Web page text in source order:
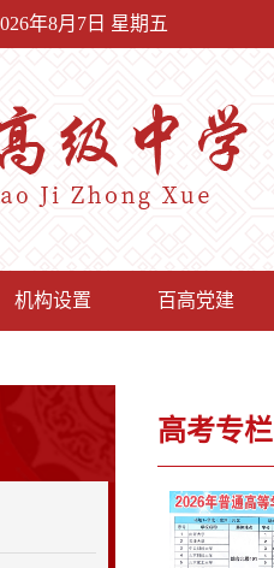
年8月7日 星期五
机构设置 百高党建
高考专栏